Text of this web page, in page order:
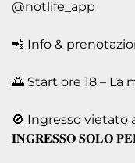
@notlife_app
📲 Info &
🌅 Start ore 18 –
🚫 Ingresso vietato
𝐈𝐍𝐆𝐑𝐄𝐒𝐒𝐎 𝐒𝐎𝐋𝐎